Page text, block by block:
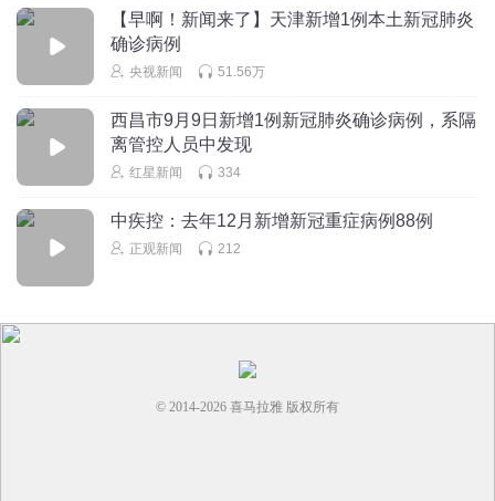
【早啊！新闻来了】天津新增1例本土新冠肺炎
确诊病例
央视新闻 51.56万
西昌市9月9日新增1例新冠肺炎确诊病例，系隔
离管控人员中发现
红星新闻 334
中疾控：去年12月新增新冠重症病例88例
正观新闻 212
© 2014-2026 喜马拉雅 版权所有